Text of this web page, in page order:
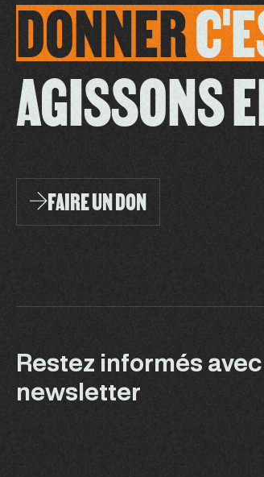
DONNER
AGISSONS
FAIRE UN DON
Restez informés
newsletter